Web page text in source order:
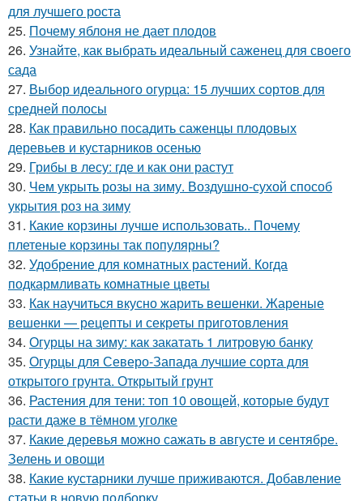
для лучшего роста
25. Почему яблоня не дает плодов
26. Узнайте, как выбрать идеальный саженец для своего
сада
27. Выбор идеального огурца: 15 лучших сортов для
средней полосы
28. Как правильно посадить саженцы плодовых
деревьев и кустарников осенью
29. Грибы в лесу: где и как они растут
30. Чем укрыть розы на зиму. Воздушно-сухой способ
укрытия роз на зиму
31. Какие корзины лучше использовать.. Почему
плетеные корзины так популярны?
32. Удобрение для комнатных растений. Когда
подкармливать комнатные цветы
33. Как научиться вкусно жарить вешенки. Жареные
вешенки — рецепты и секреты приготовления
34. Огурцы на зиму: как закатать 1 литровую банку
35. Огурцы для Северо-Запада лучшие сорта для
открытого грунта. Открытый грунт
36. Растения для тени: топ 10 овощей, которые будут
расти даже в тёмном уголке
37. Какие деревья можно сажать в августе и сентябре.
Зелень и овощи
38. Какие кустарники лучше приживаются. Добавление